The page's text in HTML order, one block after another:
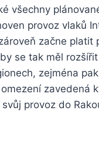
všechny
provoz vlaků
začne platit
se tak měl
zejména
zavedená
provoz do